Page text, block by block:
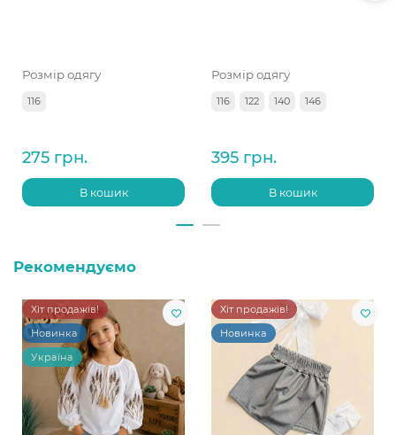
Розмір одягу
116
275 грн.
В кошик
Розмір одягу
116 122 140 146
395 грн.
В кошик
Рекомендуємо
Хіт продажів!
Новинка
Україна
Хіт продажів!
Новинка